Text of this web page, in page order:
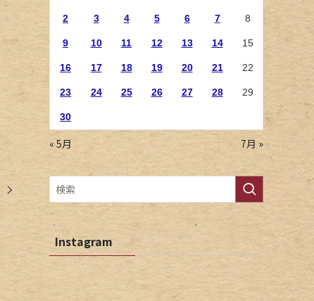
2 3 4 5 6 7 8
9 10 11 12 13 14 15
16 17 18 19 20 21 22
23 24 25 26 27 28 29
30
« 5月 7月 »
Instagram